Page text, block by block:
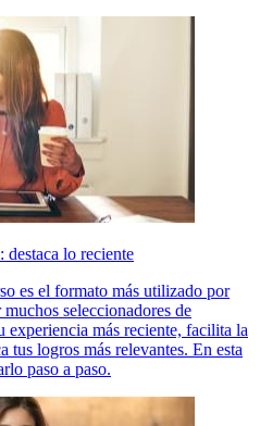
lo reciente
es el formato más utilizado por
seleccionadores de
experiencia más reciente, facilita la
tus logros más relevantes. En esta
paso a paso.